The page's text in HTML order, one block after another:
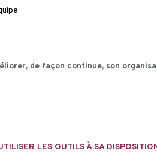
de façon continue, son
LES OUTILS À SA